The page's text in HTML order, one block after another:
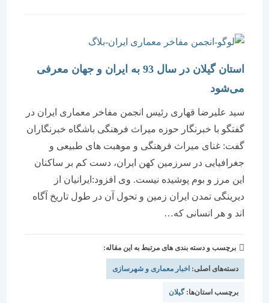
استان گیلان در سال 93 به ایران و جهان معرفی
می‌شود
سید علیرضا قهاری رئیس انجمن مفاخر معماری ایران در
گفتگو با خبرنگار حوزه میراث فرهنگی باشگاه خبرنگاران
گفت: غنای میراث فرهنگی و موهبت های طبیعی و
جغرافیایی در سرزمین کهن ایران، دست کم بر ساکنان
این مرز و بوم پوشیده نیست. وی افزود:ایرانیان از
دیرینگی تمدن ایران زمین و تحول آن در طول تاریخ آگاه
اند و هر انسانی که…
برچسب و دسته بندی های مرتبط به این مقاله:
دسته‌های اصلی:اخبار معماری و شهرسازی
برچسب استان‌ها:گیلان